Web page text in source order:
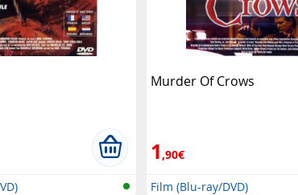
Murder Of Crows
1,90€
Film (Blu-ray/DVD)